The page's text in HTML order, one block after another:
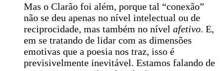
Mas o Clarão foi além, porque tal “conexão”
não se deu apenas no nível intelectual ou de
reciprocidade, mas também no nível afetivo. E,
em se tratando de lidar com as dimensões
emotivas que a poesia nos traz, isso é
previsivelmente inevitável. Estamos falando de